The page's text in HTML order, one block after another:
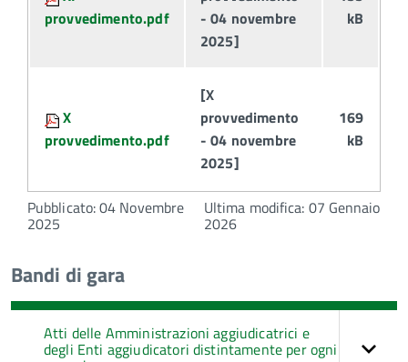
provvedimento.pdf
- 04 novembre
2025]
kB
X
provvedimento.pdf
[X
provvedimento
- 04 novembre
2025]
169
kB
Pubblicato: 04 Novembre
2025
Ultima modifica: 07 Gennaio
2026
Bandi di gara
Atti delle Amministrazioni aggiudicatrici e
degli Enti aggiudicatori distintamente per ogni